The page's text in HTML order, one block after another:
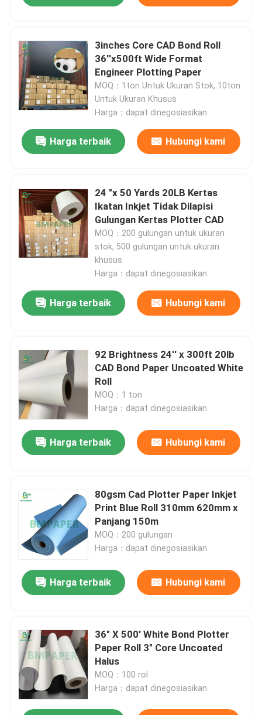
3inches Core CAD Bond Roll
36''x500ft Wide Format
Engineer Plotting Paper
MOQ：1ton Untuk Ukuran Stok, 10ton
Untuk Ukuran Khusus
Harga：dapat dinegosiasikan
Harga terbaik Hubungi kami
24 "x 50 Yards 20LB Kertas
Ikatan Inkjet Tidak Dilapisi
Gulungan Kertas Plotter CAD
MOQ：200 gulungan untuk ukuran
stok, 500 gulungan untuk ukuran
khusus
Harga：dapat dinegosiasikan
Harga terbaik Hubungi kami
92 Brightness 24'' x 300ft 20lb
CAD Bond Paper Uncoated White
Roll
MOQ：1 ton
Harga：dapat dinegosiasikan
Harga terbaik Hubungi kami
80gsm Cad Plotter Paper Inkjet
Print Blue Roll 310mm 620mm x
Panjang 150m
MOQ：200 gulungan
Harga：dapat dinegosiasikan
Harga terbaik Hubungi kami
36" X 500' White Bond Plotter
Paper Roll 3" Core Uncoated
Halus
MOQ：100 rol
Harga：dapat dinegosiasikan